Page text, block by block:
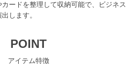
ードを整理して収納可能で、ビジネス
します。
POINT
アイテム特徴